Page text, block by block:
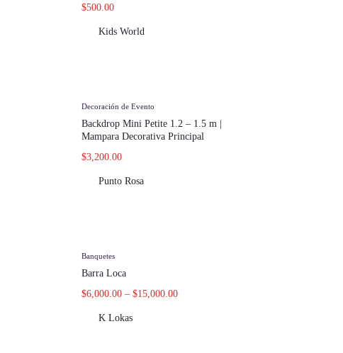
$500.00
Kids World
Decoración de Evento
Backdrop Mini Petite 1.2 – 1.5 m |
Mampara Decorativa Principal
$3,200.00
Punto Rosa
Banquetes
Barra Loca
$6,000.00 – $15,000.00
K Lokas